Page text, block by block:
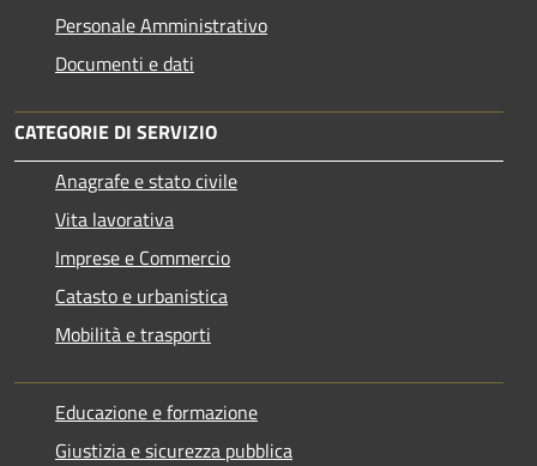
Personale Amministrativo
Documenti e dati
CATEGORIE DI SERVIZIO
Anagrafe e stato civile
Vita lavorativa
Imprese e Commercio
Catasto e urbanistica
Mobilità e trasporti
Educazione e formazione
Giustizia e sicurezza pubblica